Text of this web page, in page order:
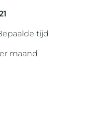
tijd
maand